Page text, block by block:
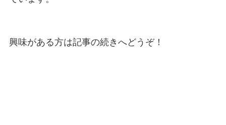
興味がある方は記事の続きへどうぞ！